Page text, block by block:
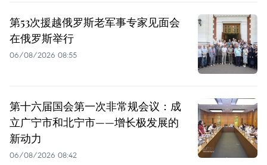
第53次援越俄罗斯老军事专家见面会
在俄罗斯举行
06/08/2026 08:55
第十六届国会第一次非常规会议：成
立广宁市和北宁市——增长极发展的
新动力
06/08/2026 08:42